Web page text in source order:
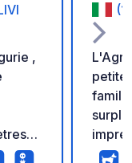
,
gare
petite
un